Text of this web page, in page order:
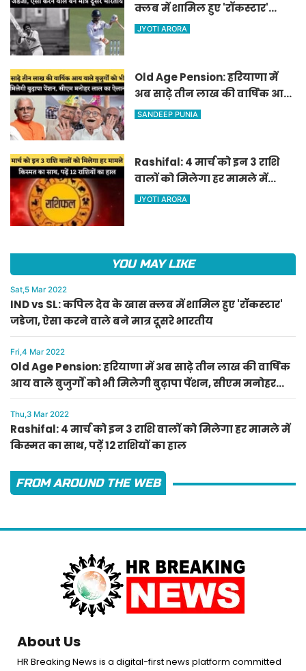
क्लब में शामिल हुए 'रॉकस्टार'
जडेजा, ऐसा करने वाले बने मात्र
JYOTI ARORA
Old Age Pension: हरियाणा में
अब साढ़े तीन लाख की वार्षिक आय
वाले बुजुर्गों को भी मिलेगी बुढ़ापा
SANDEEP PUNIA
Rashifal: 4 मार्च को इन 3 राशि
वालों को मिलेगा हर मामले में
किस्मत का साथ, पढ़ें 12 राशियों का
JYOTI ARORA
YOU MAY LIKE
Sat,5 Mar 2022
IND vs SL: कपिल देव के खास क्लब में शामिल हुए 'रॉकस्टार'
जडेजा, ऐसा करने वाले बने मात्र दूसरे भारतीय
Fri,4 Mar 2022
Old Age Pension: हरियाणा में अब साढ़े तीन लाख की वार्षिक
आय वाले बुजुर्गों को भी मिलेगी बुढ़ापा पेंशन, सीएम मनोहर
लाल का ऐलान
Thu,3 Mar 2022
Rashifal: 4 मार्च को इन 3 राशि वालों को मिलेगा हर मामले में
किस्मत का साथ, पढ़ें 12 राशियों का हाल
FROM AROUND THE WEB
About Us
HR Breaking News is a digital-first news platform committed